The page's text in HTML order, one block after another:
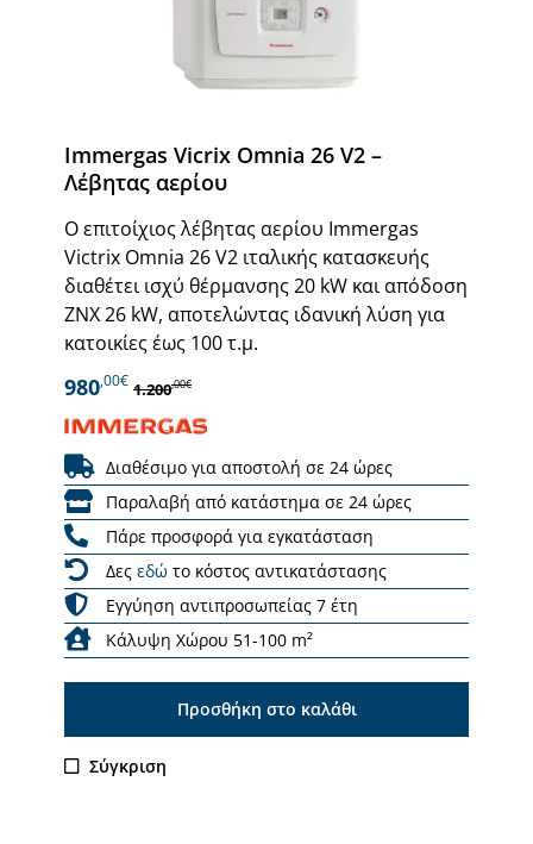
Immergas Vicrix Omnia 26 V2 –
Λέβητας αερίου
Ο επιτοίχιος λέβητας αερίου Immergas
Victrix Omnia 26 V2 ιταλικής κατασκευής
διαθέτει ισχύ θέρμανσης 20 kW και απόδοση
ΖΝΧ 26 kW, αποτελώντας ιδανική λύση για
κατοικίες έως 100 τ.μ.
980,00€ 1.200,00€
Διαθέσιμο για αποστολή σε 24 ώρες
Παραλαβή από κατάστημα σε 24 ώρες
Πάρε προσφορά για εγκατάσταση
Δες εδώ το κόστος αντικατάστασης
Εγγύηση αντιπροσωπείας 7 έτη
Κάλυψη Χώρου 51-100 m²
Προσθήκη στο καλάθι
Σύγκριση